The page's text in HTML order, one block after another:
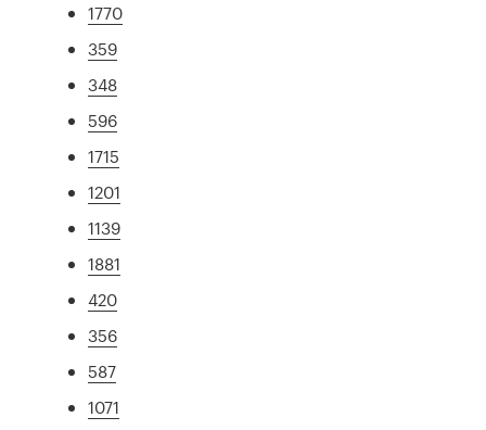
1770
359
348
596
1715
1201
1139
1881
420
356
587
1071